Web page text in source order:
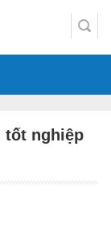
tốt nghiệp